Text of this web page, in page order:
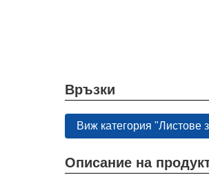
Връзки
Виж категория "Листове
Описание на